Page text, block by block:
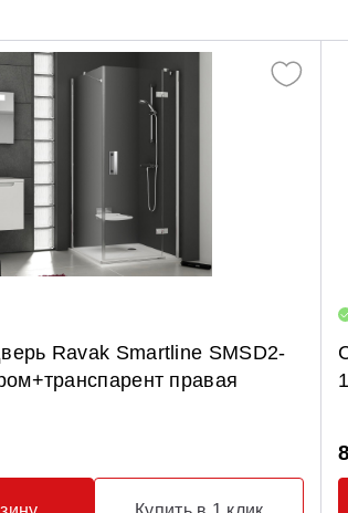
Ravak Smartline SMSD2-
правая